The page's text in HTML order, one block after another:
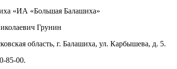
«ИА «Большая Балашиха»
Грунин
область, г. Балашиха, ул. Карбышева, д. 5.
85-00.